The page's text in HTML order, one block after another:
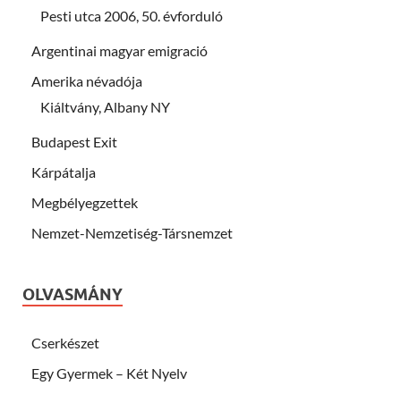
Pesti utca 2006, 50. évforduló
Argentinai magyar emigració
Amerika névadója
Kiáltvány, Albany NY
Budapest Exit
Kárpátalja
Megbélyegzettek
Nemzet-Nemzetiség-Társnemzet
OLVASMÁNY
Cserkészet
Egy Gyermek – Két Nyelv